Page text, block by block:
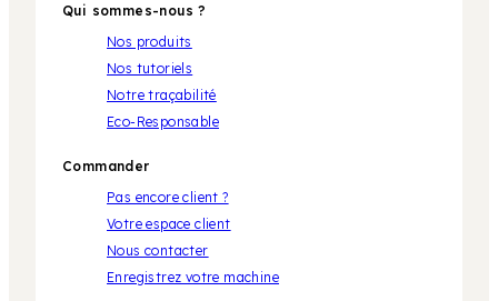
Qui sommes-nous ?
Nos produits
Nos tutoriels
Notre traçabilité
Eco-Responsable
Commander
Pas encore client ?
Votre espace client
Nous contacter
Enregistrez votre machine